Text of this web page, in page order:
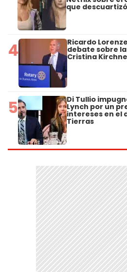
que
4 Ricardo
debate sobre
Cristina
5 Di Tullio
Lynch por un
intereses en el
Tierras